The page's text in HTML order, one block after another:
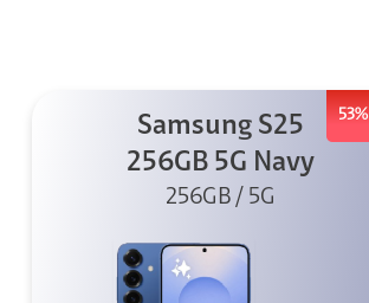
53%
Samsung S25
256GB 5G Navy
256GB / 5G